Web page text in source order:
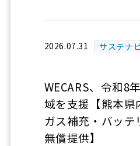
2026.07.31 サステナ
WECARS、令和8
域を支援【熊本県
ガス補充・バッ
無償提供】